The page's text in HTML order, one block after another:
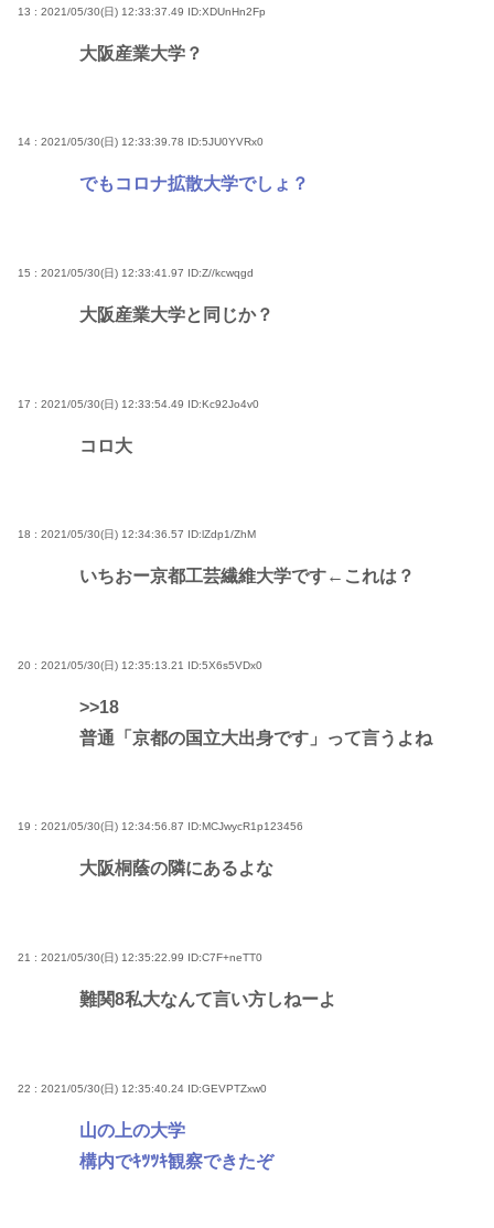
13 : 2021/05/30(日) 12:33:37.49 ID:XDUnHn2Fp
大阪産業大学？
14 : 2021/05/30(日) 12:33:39.78 ID:5JU0YVRx0
でもコロナ拡散大学でしょ？
15 : 2021/05/30(日) 12:33:41.97 ID:Z//kcwqgd
大阪産業大学と同じか？
17 : 2021/05/30(日) 12:33:54.49 ID:Kc92Jo4v0
コロ大
18 : 2021/05/30(日) 12:34:36.57 ID:lZdp1/ZhM
いちおー京都工芸繊維大学です←これは？
20 : 2021/05/30(日) 12:35:13.21 ID:5X6s5VDx0
>>18
普通「京都の国立大出身です」って言うよね
19 : 2021/05/30(日) 12:34:56.87 ID:MCJwycR1p123456
大阪桐蔭の隣にあるよな
21 : 2021/05/30(日) 12:35:22.99 ID:C7F+neTT0
難関8私大なんて言い方しねーよ
22 : 2021/05/30(日) 12:35:40.24 ID:GEVPTZxw0
山の上の大学
構内でｷﾂﾂｷ観察できたぞ